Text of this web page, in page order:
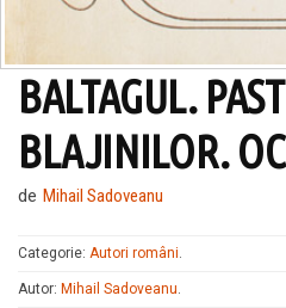
BALTAGUL.
BLAJINILOR.
de Mihail Sadoveanu
Categorie: Autori români.
Autor: Mihail Sadoveanu.